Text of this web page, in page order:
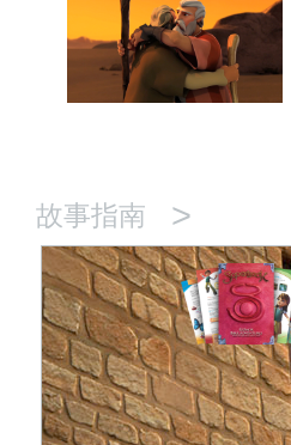
故事指南 >